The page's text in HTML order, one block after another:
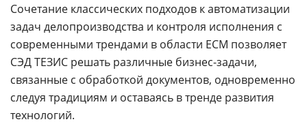
Сочетание классических подходов к автоматизации
задач делопроизводства и контроля исполнения с
современными трендами в области ECM позволяет
СЭД ТЕЗИС решать различные бизнес-задачи,
связанные с обработкой документов, одновременно
следуя традициям и оставаясь в тренде развития
технологий.